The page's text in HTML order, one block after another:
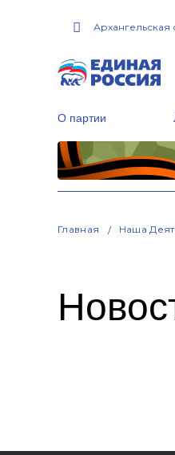
Архангельская
О партии
Главная Наша